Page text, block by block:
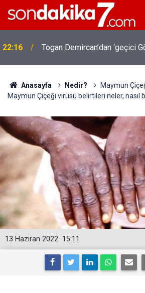
22:16 Togan Demircan’dan ‘geçici
Anasayfa Nedir?
Maymun
Maymun Çiçeği virüsü belirtileri neler, nasıl
15:11
13 Haziran 2022